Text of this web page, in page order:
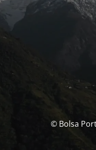
© Bolsa